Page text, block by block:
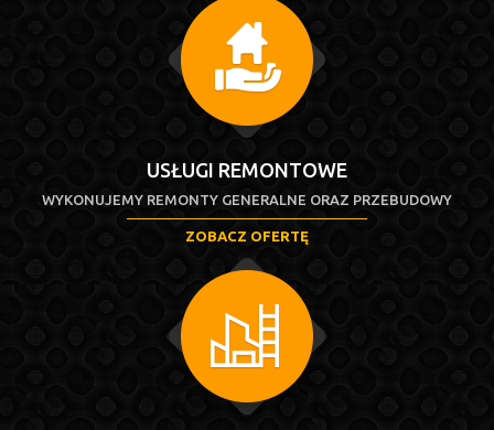
USŁUGI REMONTOWE
WYKONUJEMY REMONTY GENERALNE ORAZ PRZEBUDOWY
ZOBACZ OFERTĘ